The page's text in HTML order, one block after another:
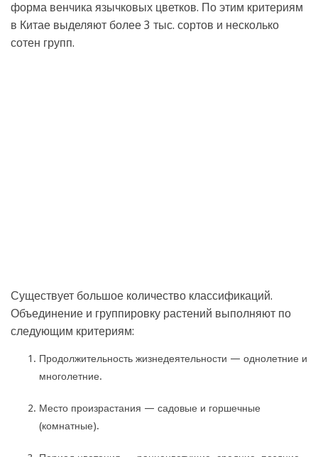
форма венчика язычковых цветков. По этим критериям
в Китае выделяют более 3 тыс. сортов и несколько
сотен групп.
Существует большое количество классификаций.
Объединение и группировку растений выполняют по
следующим критериям:
Продолжительность жизнедеятельности — однолетние и
многолетние.
Место произрастания — садовые и горшечные
(комнатные).